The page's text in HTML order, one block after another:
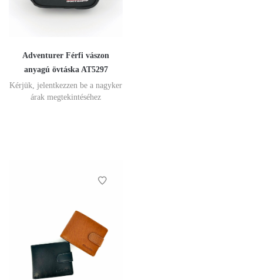
Adventurer Férfi vászon
anyagú övtáska AT5297
Kérjük, jelentkezzen be a nagyker
árak megtekintéséhez